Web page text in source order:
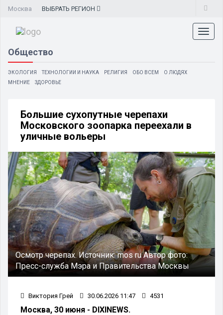
Москва ВЫБРАТЬ РЕГИОН
Общество
ЭКОЛОГИЯ ТЕХНОЛОГИИ И НАУКА РЕЛИГИЯ ОБО ВСЕМ
О ЛЮДЯХ
МНЕНИЕ
ЗДОРОВЬЕ
Большие сухопутные черепахи
Московского зоопарка переехали в
уличные вольеры
Осмотр черепах.Источник:mos ruАвтор фото:
Пресс-служба Мэра и Правительства Москвы
Виктория Грей 30.06.2026 11:47 4531
Москва, 30 июня - DIXINEWS.